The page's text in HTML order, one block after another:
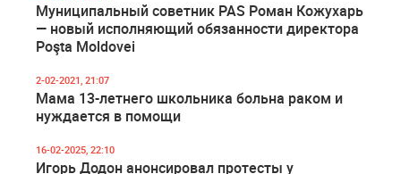
Муниципальный советник PAS Роман Кожухарь
— новый исполняющий обязанности директора
Poşta Moldovei
2-02-2021, 21:07
Мама 13-летнего школьника больна раком и
нуждается в помощи
16-02-2025, 22:10
Игорь Додон анонсировал протесты у